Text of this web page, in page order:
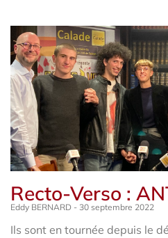
Recto-Verso :
Eddy BERNARD 30 septembre 2022
Ils sont en tournée depuis le